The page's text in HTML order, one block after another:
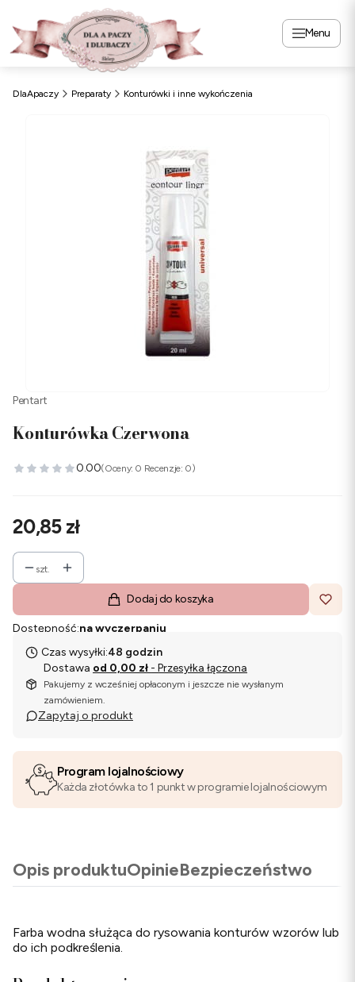
Menu
DlaApaczy Preparaty Konturówki i inne wykończenia
Pentart
Konturówka Czerwona
0.00(Oceny: 0 Recenzje: 0)
Cena
20,85 zł
szt.
Dodaj do koszyka
Dostępność:na wyczerpaniu
Czas wysyłki:48 godzin
Dostawa od 0,00 zł - Przesyłka łączona
Pakujemy z wcześniej opłaconym i jeszcze nie wysłanym
zamówieniem.
Zapytaj o produkt
Program lojalnościowy
Każda złotówka to 1 punkt w programie lojalnościowym
Opis produktuOpinieBezpieczeństwo
Farba wodna służąca do rysowania konturów wzorów lub
do ich podkreślenia.